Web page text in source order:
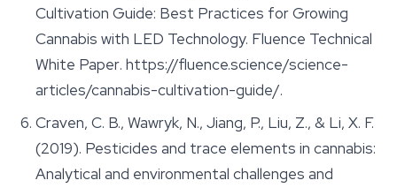
Cultivation Guide: Best Practices for Growing
Cannabis with LED Technology. Fluence Technical
White Paper. https://fluence.science/science-
articles/cannabis-cultivation-guide/.
Craven, C. B., Wawryk, N., Jiang, P., Liu, Z., & Li, X. F.
(2019). Pesticides and trace elements in cannabis:
Analytical and environmental challenges and